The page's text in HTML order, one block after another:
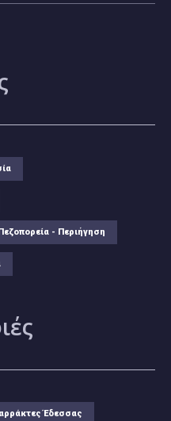
- Περιήγηση
Έδεσσας